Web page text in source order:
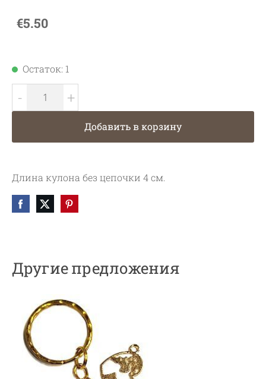
€5.50
Остаток: 1
- +
Добавить в корзину
Длина кулона без цепочки 4 см.
Другие предложения